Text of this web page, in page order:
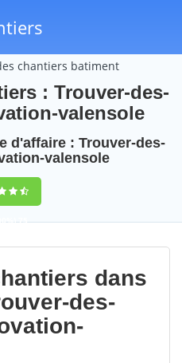
chantiers batiment
: Trouver-des-
valensole
d'affaire : Trouver-des-
valensole
75
dans
des-